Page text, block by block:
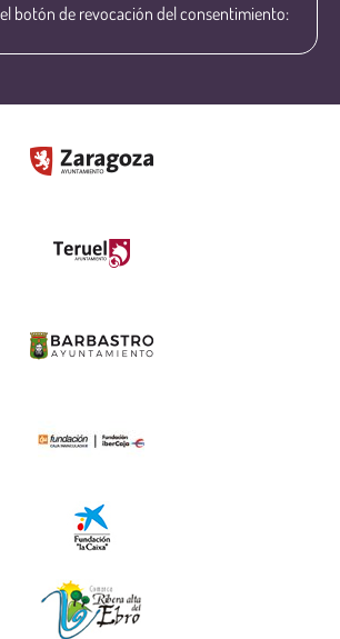
botón de revocación del consentimiento: